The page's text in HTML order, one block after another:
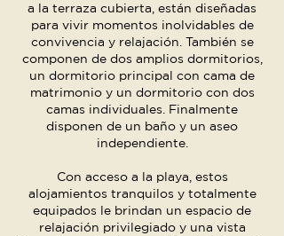
a la terraza cubierta, están diseñadas
para vivir momentos inolvidables de
convivencia y relajación. También se
componen de dos amplios dormitorios,
un dormitorio principal con cama de
matrimonio y un dormitorio con dos
camas individuales. Finalmente
disponen de un baño y un aseo
independiente.
Con acceso a la playa, estos
alojamientos tranquilos y totalmente
equipados le brindan un espacio de
relajación privilegiado y una vista